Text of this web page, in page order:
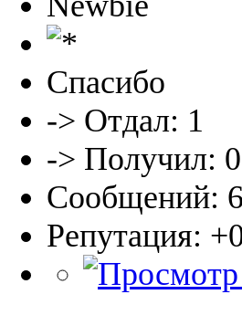
Спасибо
-> Отдал: 1
-> Получил: 0
Сообщений: 6
Репутация: